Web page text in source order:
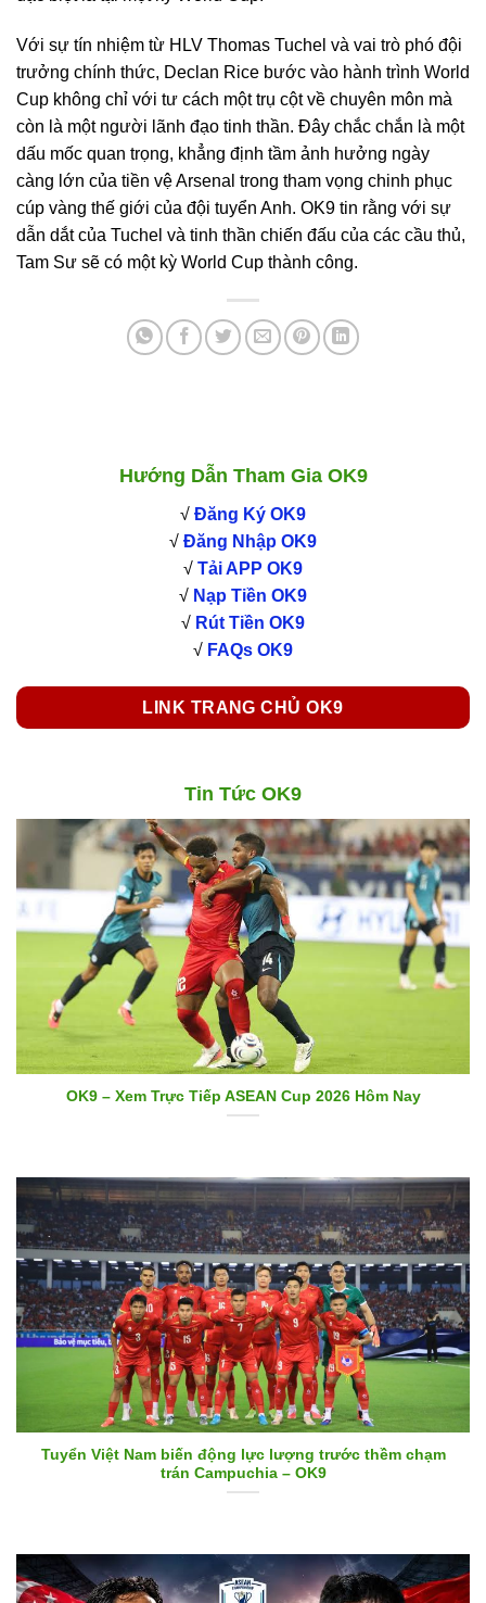
Với sự tín nhiệm từ HLV Thomas Tuchel và vai trò phó đội
trưởng chính thức, Declan Rice bước vào hành trình World
Cup không chỉ với tư cách một trụ cột về chuyên môn mà
còn là một người lãnh đạo tinh thần. Đây chắc chắn là một
dấu mốc quan trọng, khẳng định tầm ảnh hưởng ngày
càng lớn của tiền vệ Arsenal trong tham vọng chinh phục
cúp vàng thế giới của đội tuyển Anh. OK9 tin rằng với sự
dẫn dắt của Tuchel và tinh thần chiến đấu của các cầu thủ,
Tam Sư sẽ có một kỳ World Cup thành công.
Hướng Dẫn Tham Gia OK9
√ Đăng Ký OK9
√ Đăng Nhập OK9
√ Tải APP OK9
√ Nạp Tiền OK9
√ Rút Tiền OK9
√ FAQs OK9
LINK TRANG CHỦ OK9
Tin Tức OK9
OK9 – Xem Trực Tiếp ASEAN Cup 2026 Hôm Nay
Tuyển Việt Nam biến động lực lượng trước thềm chạm
trán Campuchia – OK9